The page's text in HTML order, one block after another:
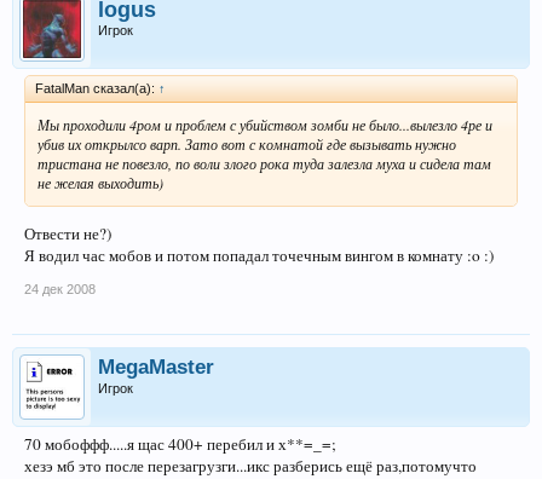
logus
Игрок
FatalMan сказал(а): ↑
Мы проходили 4ром и проблем с убийством зомби не было...вылезло 4ре и
убив их открылсо варп. Зато вот с комнатой где вызывать нужно
тристана не повезло, по воли злого рока туда залезла муха и сидела там
не желая выходить)
Отвести не?)
Я водил час мобов и потом попадал точечным вингом в комнату :o :)
24 дек 2008
MegaMaster
Игрок
70 мобоффф.....я щас 400+ перебил и х**=_=;
хезэ мб это после перезагрузги...икс разберись ещё раз,потомучто